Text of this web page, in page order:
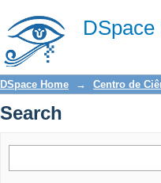
Search
DSpace Home → Centro de
Search